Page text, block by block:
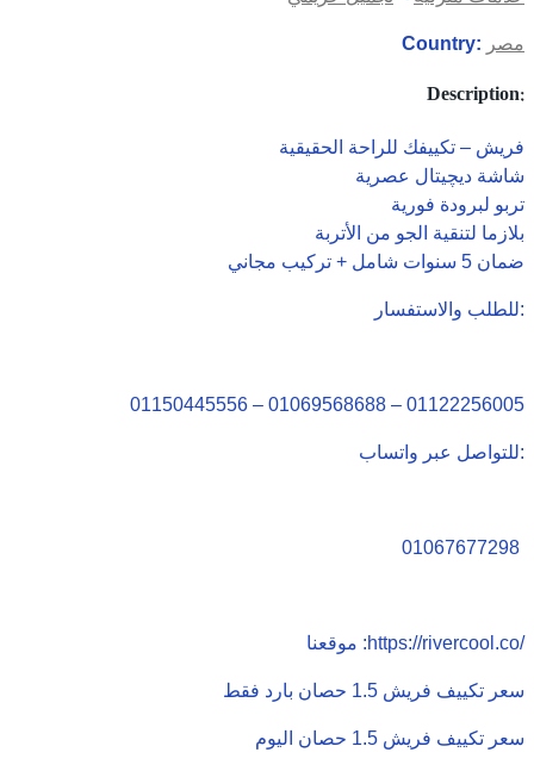
Country: مصر
Description:
فريش – تكييفك للراحة الحقيقية
شاشة ديچيتال عصرية
تربو لبرودة فورية
بلازما لتنقية الجو من الأتربة
ضمان 5 سنوات شامل + تركيب مجاني
للطلب والاستفسار:
01150445556 – 01069568688 – 01122256005
للتواصل عبر واتساب:
01067677298
موقعنا :https://rivercool.co/
سعر تكييف فريش 1.5 حصان بارد فقط
سعر تكييف فريش 1.5 حصان اليوم